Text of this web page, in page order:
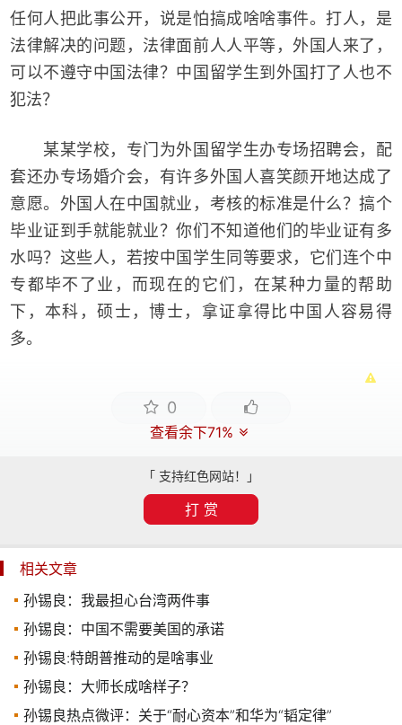
任何人把此事公开，说是怕搞成啥啥事件。打人，是
法律解决的问题，法律面前人人平等，外国人来了，
可以不遵守中国法律？中国留学生到外国打了人也不
犯法？
某某学校，专门为外国留学生办专场招聘会，配
套还办专场婚介会，有许多外国人喜笑颜开地达成了
意愿。外国人在中国就业，考核的标准是什么？搞个
毕业证到手就能就业？你们不知道他们的毕业证有多
水吗？这些人，若按中国学生同等要求，它们连个中
专都毕不了业，而现在的它们，在某种力量的帮助
下，本科，硕士，博士，拿证拿得比中国人容易得
多。
0
查看余下71%
「 支持红色网站！」
打 赏
相关文章
孙锡良：我最担心台湾两件事
孙锡良：中国不需要美国的承诺
孙锡良:特朗普推动的是啥事业
孙锡良：大师长成啥样子？
孙锡良热点微评：关于“耐心资本”和华为“韬定律”